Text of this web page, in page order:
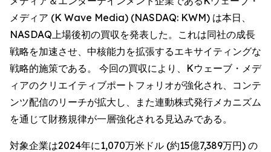
メディア (K Wave Media) (NASDAQ: KWM) は本日、
NASDAQ上場後初の買収を発表した。これは同社の成長
戦略を加速させ、中核能力を拡張するエキサイティングな
戦略的施策である。 今回の買収により、Kウェーブ・メデ
ィアのクリエイティブポートフォリオが強化され、コンテ
ンツ配信のリーチが拡大し、また連動株式発行メカニズム
を通じて財務規律が一層強化される見込みである。
対象企業は2024年に1,070万米ドル (約15億7,389万円) の